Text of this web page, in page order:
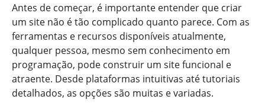
Antes de começar, é importante entender que criar
um site não é tão complicado quanto parece. Com as
ferramentas e recursos disponíveis atualmente,
qualquer pessoa, mesmo sem conhecimento em
programação, pode construir um site funcional e
atraente. Desde plataformas intuitivas até tutoriais
detalhados, as opções são muitas e variadas.